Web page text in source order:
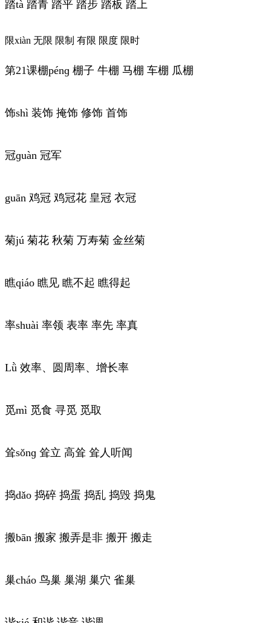
踏tà 踏青 踏平 踏步 踏板 踏上
限xiàn 无限 限制 有限 限度 限时
第21课棚pénɡ 棚子 牛棚 马棚 车棚 瓜棚
饰shì 装饰 掩饰 修饰 首饰
冠ɡuàn 冠军
guān 鸡冠 鸡冠花 皇冠 衣冠
菊jú 菊花 秋菊 万寿菊 金丝菊
瞧qiáo 瞧见 瞧不起 瞧得起
率shuài 率领 表率 率先 率真
Lǜ 效率、圆周率、增长率
觅mì 觅食 寻觅 觅取
耸sǒnɡ 耸立 高耸 耸人听闻
捣dǎo 捣碎 捣蛋 捣乱 捣毁 捣鬼
搬bān 搬家 搬弄是非 搬开 搬走
巢cháo 鸟巢 巢湖 巢穴 雀巢